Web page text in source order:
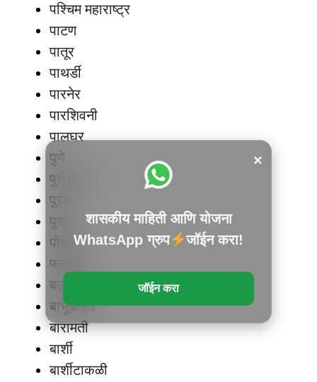
×
शासकीय माहिती आणि योजना
WhatsApp ग्रुप
जॉईन करा!
जॉईन करा
पश्चिम महाराष्ट्र
पाटण
पातूर
पाथर्डी
पारनेर
पारशिवनी
पालघर
पुणे
पुणे शहर
पुरंदर
पुसद
पोंभुर्णा
फलटण
बल्लारपूर
बाभूळगाव
बारामती
बार्शी
बार्शीटाकळी